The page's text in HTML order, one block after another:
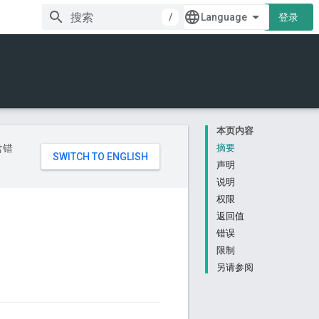
/ 登录
本页内容
摘要
声明
说明
权限
返回值
错误
限制
另请参阅
错